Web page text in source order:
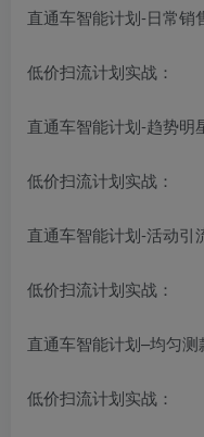
直通车智能计划-日常销
低价扫流计划实战：
直通车智能计划-趋势明
低价扫流计划实战：
直通车智能计划-活动引
低价扫流计划实战：
直通车智能计划–均匀测
低价扫流计划实战：